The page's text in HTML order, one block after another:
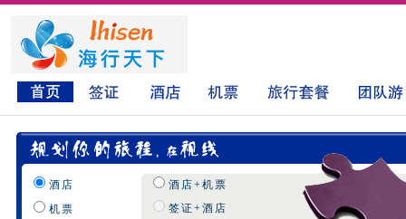
酒店
机票
酒店+机票
签证+酒店